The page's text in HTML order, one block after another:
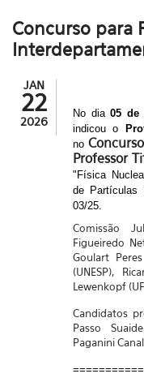
Concurso para
JAN
22
2026
No dia05 de
indicou o
no
Professor
"Física
de Partículas
03/25.
Comissão
Figueiredo
Goulart
(UNESP),
Lewenkopf
Candidatos
Passo
Paganini Canal.